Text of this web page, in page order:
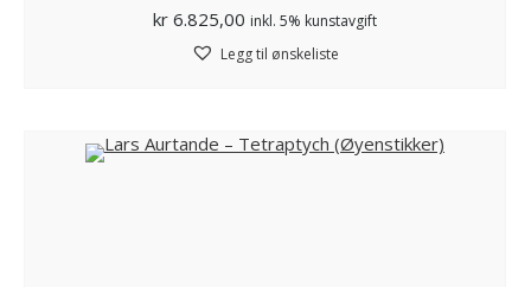
kr 6.825,00 inkl. 5% kunstavgift
Legg til ønskeliste